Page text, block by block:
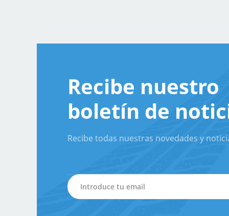
Recibe nuestro
boletín de
Recibe todas nuestras novedades y